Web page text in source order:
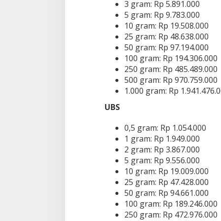
3 gram: Rp 5.891.000
5 gram: Rp 9.783.000
10 gram: Rp 19.508.000
25 gram: Rp 48.638.000
50 gram: Rp 97.194.000
100 gram: Rp 194.306.000
250 gram: Rp 485.489.000
500 gram: Rp 970.759.000
1.000 gram: Rp
UBS
0,5 gram: Rp 1.054.000
1 gram: Rp 1.949.000
2 gram: Rp 3.867.000
5 gram: Rp 9.556.000
10 gram: Rp 19.009.000
25 gram: Rp 47.428.000
50 gram: Rp 94.661.000
100 gram: Rp 189.246.000
250 gram: Rp 472.976.000